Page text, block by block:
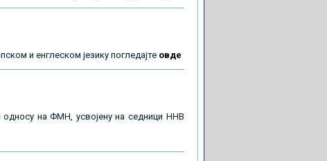
и енглеском језику погледајте овде
односу на ФМН, усвојену на седници ННВ